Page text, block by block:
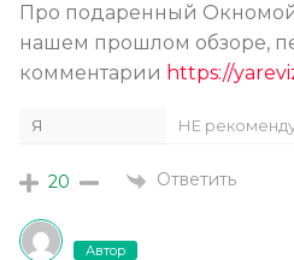
Про подаренный
нашем прошлом обзоре,
комментарии https://
Я НЕ
20 Ответить
Автор